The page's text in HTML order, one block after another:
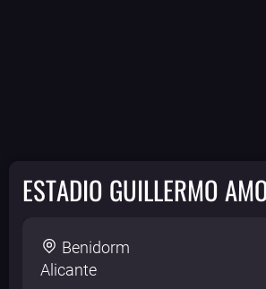
ESTADIO GUILLERMO
Benidorm
Alicante